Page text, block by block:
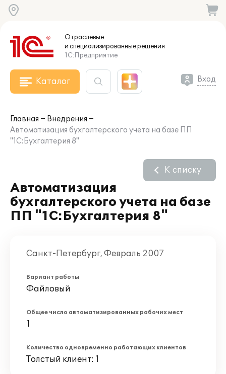
Отраслевые
и специализированныерешения
1С:Предприятие
Каталог Вход
Главная
Внедрения
Автоматизация бухгалтерского учета на базе ПП
"1С:Бухгалтерия 8"
Автоматизация
бухгалтерского учета на базе
ПП "1С:Бухгалтерия 8"
К списку
Санкт-Петербург, Февраль 2007
Вариант работы
Файловый
Общее число автоматизированных рабочих мест
1
Количество одновременно работающих клиентов
Толстый клиент: 1